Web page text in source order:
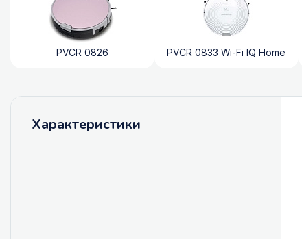
PVCR 0826 PVCR 0833 Wi-Fi IQ Home
Характеристики